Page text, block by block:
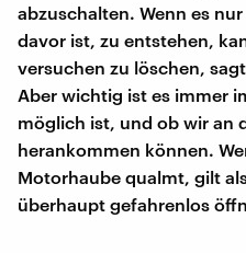
abzuschalten. Wenn es
davor ist, zu entstehen,
versuchen zu löschen,
Aber wichtig ist es immer
möglich ist, und ob wir an
herankommen können.
Motorhaube qualmt, gilt
überhaupt gefahrenlos